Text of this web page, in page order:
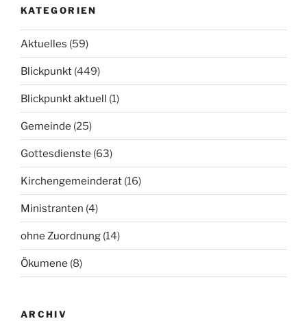
KATEGORIEN
Aktuelles (59)
Blickpunkt (449)
Blickpunkt aktuell (1)
Gemeinde (25)
Gottesdienste (63)
Kirchengemeinderat (16)
Ministranten (4)
ohne Zuordnung (14)
Ökumene (8)
ARCHIV